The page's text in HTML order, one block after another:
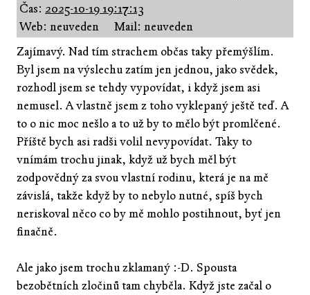
Čas: 2025-10-19 19:17:13
Web: neuveden
Mail: neuveden
Zajímavý. Nad tím strachem občas taky přemýšlím.
Byl jsem na výslechu zatím jen jednou, jako svědek,
rozhodl jsem se tehdy vypovídat, i když jsem asi
nemusel. A vlastně jsem z toho vyklepaný ještě teď. A
to o nic moc nešlo a to už by to mělo být promlčené.
Příště bych asi radši volil nevypovídat. Taky to
vnímám trochu jinak, když už bych měl být
zodpovědný za svou vlastní rodinu, která je na mě
závislá, takže když by to nebylo nutné, spíš bych
neriskoval něco co by mě mohlo postihnout, byť jen
finačně.
Ale jako jsem trochu zklamaný :-D. Spousta
bezobětních zločinů tam chyběla. Když jste začal o